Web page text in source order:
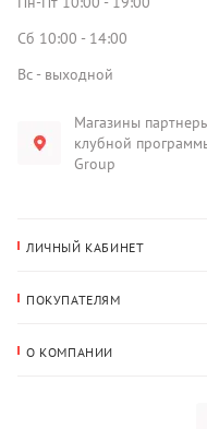
Сб 10:00 - 14:00
Вс - выходной
Магазины
клубной
Group
ЛИЧНЫЙ КАБИНЕТ
Адрес для доставки
ПОКУПАТЕЛЯМ
О КОМПАНИИ
Политика